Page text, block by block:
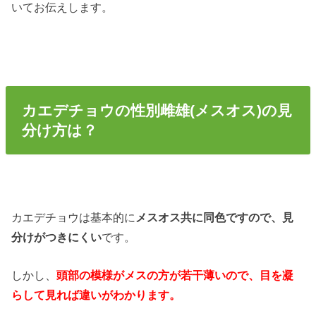
いてお伝えします。
カエデチョウの性別雌雄(メスオス)の見
分け方は？
カエデチョウは基本的に メスオス共に同色ですので、見
分けがつきにくいです。
しかし、頭部の模様がメスの方が若干薄いので、目を凝
らして見れば違いがわかります。